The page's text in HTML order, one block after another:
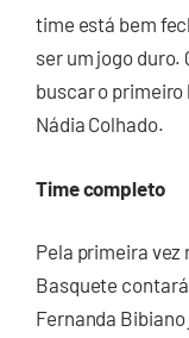
time está bem
ser um jogo duro.
buscar o primeiro
Nádia Colhado.
Time completo
Pela primeira vez
Basquete
Fernanda